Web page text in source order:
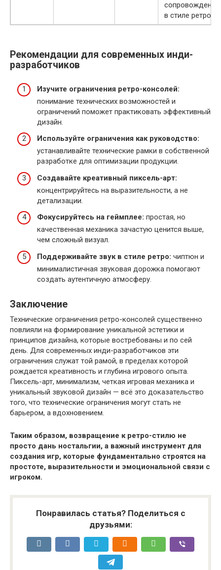
сопровождение
в стиле ретро
Рекомендации для современных инди-
разработчиков
Изучите ограничения ретро-консолей:
понимание технических возможностей и
ограничений поможет практиковать эффективный
дизайн.
Используйте ограничения как руководство:
устанавливайте технические рамки в собственной
разработке для оптимизации продукции.
Создавайте креативный пиксель-арт:
концентрируйтесь на выразительности, а не
детализации.
Фокусируйтесь на геймплее: простая, но
качественная механика зачастую ценится выше,
чем сложный визуал.
Поддерживайте звук в стиле ретро: чиптюн и
минималистичная звуковая дорожка помогают
создать аутентичную атмосферу.
Заключение
Технические ограничения ретро-консолей существенно
повлияли на формирование уникальной эстетики и
принципов дизайна, которые востребованы и по сей
день. Для современных инди-разработчиков эти
ограничения служат той рамой, в пределах которой
рождается креативность и глубина игрового опыта.
Пиксель-арт, минимализм, четкая игровая механика и
уникальный звуковой дизайн — всё это доказательство
того, что технические ограничения могут стать не
барьером, а вдохновением.
Таким образом, возвращение к ретро-стилю не
просто дань ностальгии, а важный инструмент для
создания игр, которые фундаментально строятся на
простоте, выразительности и эмоциональной связи с
игроком.
Понравилась статья? Поделиться с
друзьями: